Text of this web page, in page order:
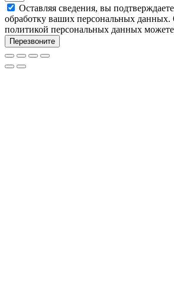
Оставляя сведения, вы
обработку ваших персональных данных.
политикой персональных данных
Перезвоните